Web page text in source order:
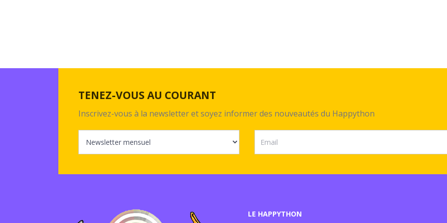
TENEZ-VOUS AU COURANT
Inscrivez-vous à la newsletter et soyez informer des nouveautés du Happython
LE HAPPYTHON